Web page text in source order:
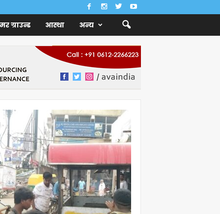
ग्राउन्ड आस्था अन्य